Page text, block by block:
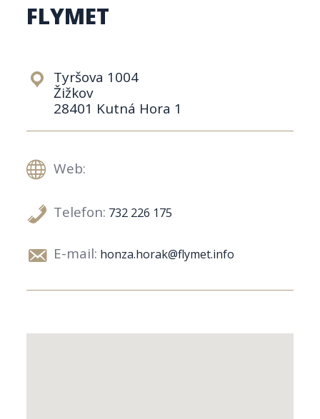
FLYMET
Tyršova 1004
Žižkov
28401 Kutná Hora 1
Web:
Telefon: 732 226 175
E-mail: honza.horak@flymet.info